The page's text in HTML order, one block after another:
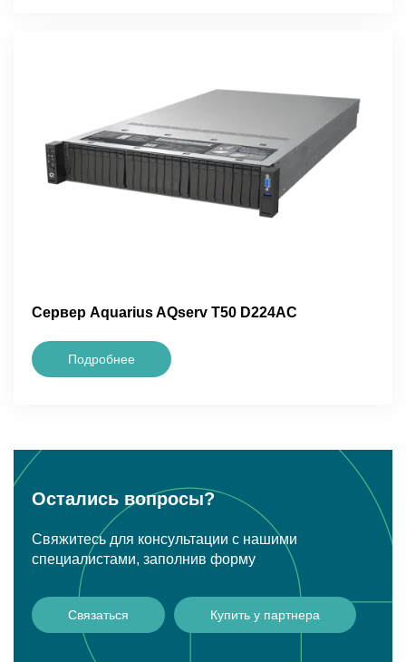
Сервер Aquarius AQserv T50 D224AC
Подробнее
Остались вопросы?
Свяжитесь для консультации с нашими
специалистами, заполнив форму
Связаться Купить у партнера